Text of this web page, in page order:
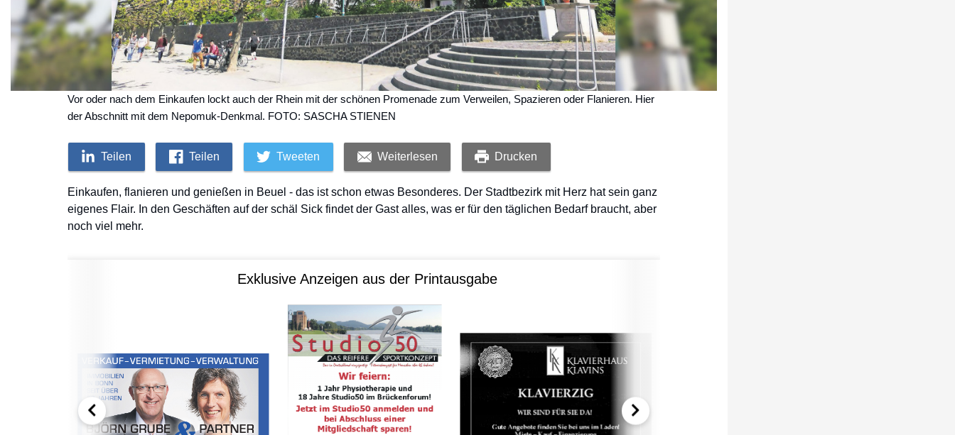
Vor oder nach dem Einkaufen lockt auch der Rhein mit der schönen Promenade zum Verweilen, Spazieren oder Flanieren. Hier
der Abschnitt mit dem Nepomuk-Denkmal. FOTO: SASCHA STIENEN
Teilen Teilen Tweeten Weiterlesen Drucken
Einkaufen, flanieren und genießen in Beuel - das ist schon etwas Besonderes. Der Stadtbezirk mit Herz hat sein ganz
eigenes Flair. In den Geschäften auf der schäl Sick findet der Gast alles, was er für den täglichen Bedarf braucht, aber
noch viel mehr.
Exklusive Anzeigen aus der Printausgabe